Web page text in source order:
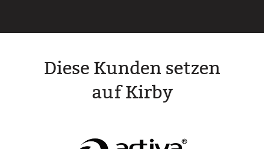
Diese Kunden setzen
auf Kirby